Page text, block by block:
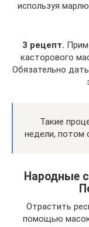
используя
3 рецепт.
касторового
Обязательно
Такие
недели, потом
Народные
Отрастить
помощью